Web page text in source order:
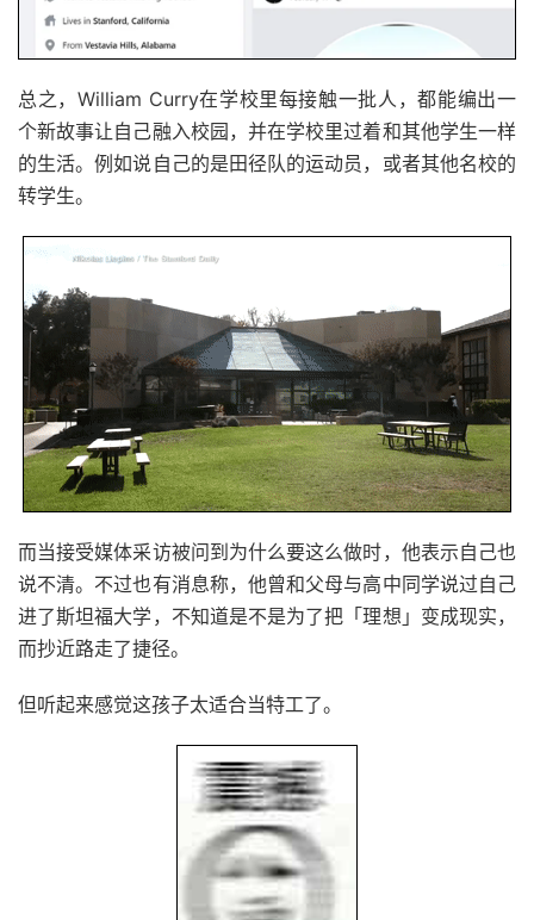
总之，William Curry在学校里每接触一批人，都能编出一
个新故事让自己融入校园，并在学校里过着和其他学生一样
的生活。例如说自己的是田径队的运动员，或者其他名校的
转学生。
而当接受媒体采访被问到为什么要这么做时，他表示自己也
说不清。不过也有消息称，他曾和父母与高中同学说过自己
进了斯坦福大学，不知道是不是为了把「理想」变成现实，
而抄近路走了捷径。
但听起来感觉这孩子太适合当特工了。